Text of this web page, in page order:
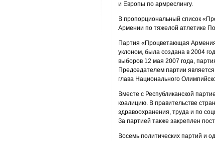
и Европы по армреслингу.
В пропорциональный список
Армении по тяжелой атлетике
Партия «Процветающая
уклоном, была создана в 2004
выборов 12 мая 2007 года,
Председателем партии
глава Национального
Вместе с Республиканской
коалицию. В правительстве
здравоохранения, труда и по
За партией также закреплен
Восемь политических партий и